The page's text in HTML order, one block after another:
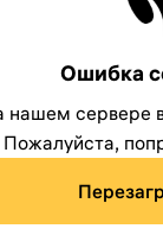
Ошибка
нашем сервере
Пожалуйста,